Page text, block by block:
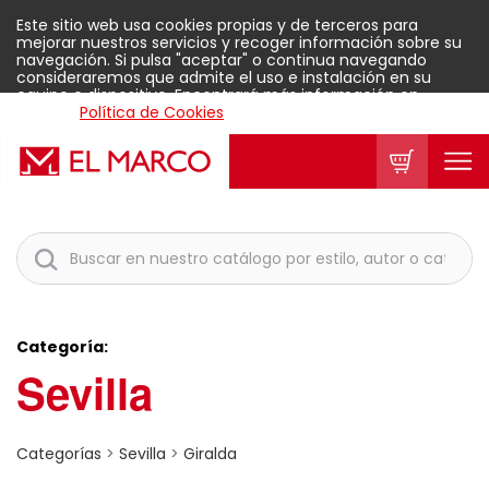
Este sitio web usa cookies propias y de terceros para
mejorar nuestros servicios y recoger información sobre su
navegación. Si pulsa "aceptar" o continua navegando
consideraremos que admite el uso e instalación en su
equipo o dispositivo. Encontrará más información en
Política de Cookies
Aceptar
Categoría:
Sevilla
Categorías > Sevilla > Giralda